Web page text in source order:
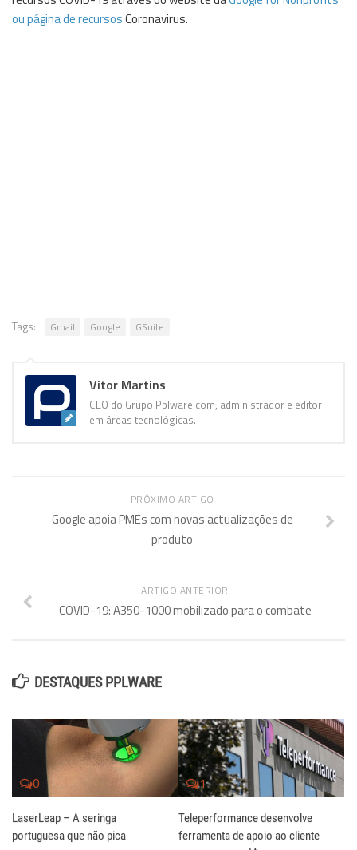
ou página de recursosCoronavirus.
Tags: Gmail Google GSuite
Vitor Martins
CEO do Grupo Pplware.com, administrador e editor
em áreas tecnológicas.
PRÓXIMO ARTIGO
Google apoia PMEs com novas actualizações de
produto
ARTIGO ANTERIOR
COVID-19: A350-1000 mobilizado para o combate
DESTAQUES PPLWARE
0
LaserLeap – A seringa
portuguesa que não pica
1
Teleperformance desenvolve
ferramenta de apoio ao cliente